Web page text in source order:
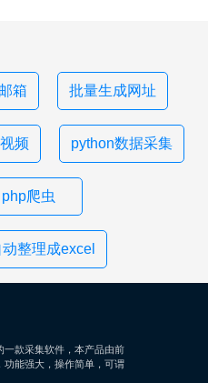
箱 批量生成网址
频 python数据采集
php爬虫
整理成excel
一款采集软件，本产品由前
功能强大，操作简单，可谓